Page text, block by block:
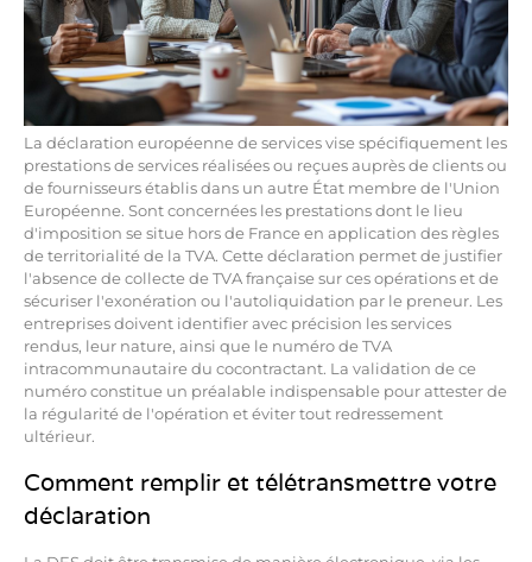
La déclaration européenne de services vise spécifiquement les
prestations de services réalisées ou reçues auprès de clients ou
de fournisseurs établis dans un autre État membre de l'Union
Européenne. Sont concernées les prestations dont le lieu
d'imposition se situe hors de France en application des règles
de territorialité de la TVA. Cette déclaration permet de justifier
l'absence de collecte de TVA française sur ces opérations et de
sécuriser l'exonération ou l'autoliquidation par le preneur. Les
entreprises doivent identifier avec précision les services
rendus, leur nature, ainsi que le numéro de TVA
intracommunautaire du cocontractant. La validation de ce
numéro constitue un préalable indispensable pour attester de
la régularité de l'opération et éviter tout redressement
ultérieur.
Comment remplir et télétransmettre votre
déclaration